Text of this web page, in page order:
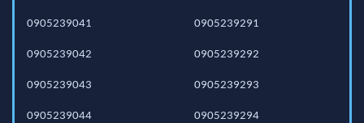
0905239041
0905239042
0905239043
0905239044
0905239291
0905239292
0905239293
0905239294